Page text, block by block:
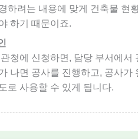
하려는 내용에 맞게 건축물 현
하기 때문이죠.
청에 신청하면, 담당 부서에서
나면 공사를 진행하고, 공사가
로 사용할 수 있게 됩니다.